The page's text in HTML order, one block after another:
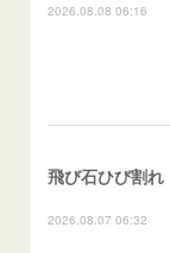
2026.08.08 06:16
2026.08.07 06:32